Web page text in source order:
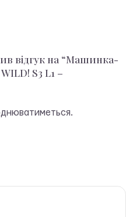
відгук на “Машинка-
S3 L1 –